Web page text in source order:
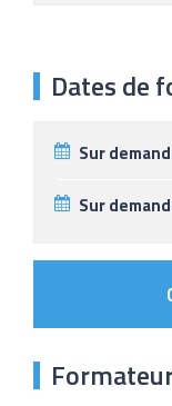
Dates de
Sur
Sur